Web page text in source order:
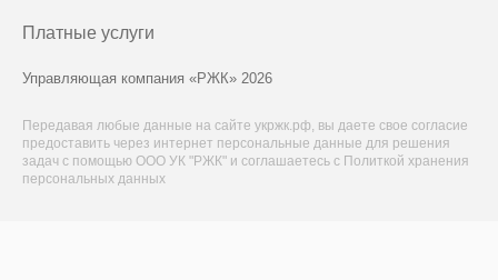
Управляющая компания «РЖК» 2026
Платные услуги
Передавая любые данные на сайте укржк.рф, вы даете свое согласие
предоставить через интернет персональные данные для решения
задач с помощью ООО УК "РЖК" и соглашаетесь с Политкой хранения
персональных данных